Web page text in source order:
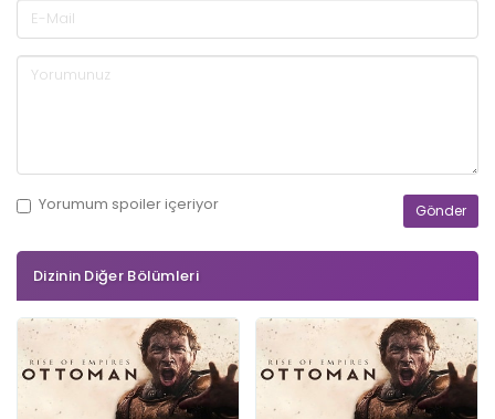
Yorumum spoileriçeriyor
Dizinin Diğer Bölümleri